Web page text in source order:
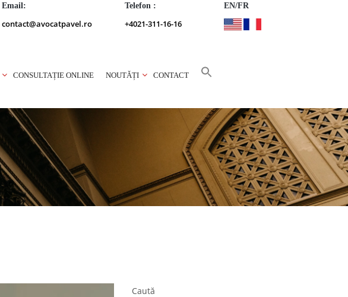
Email:
contact@avocatpavel.ro
Telefon :
+4021-311-16-16
EN/FR
CONSULTAȚIE ONLINE NOUTĂȚI CONTACT
Caută